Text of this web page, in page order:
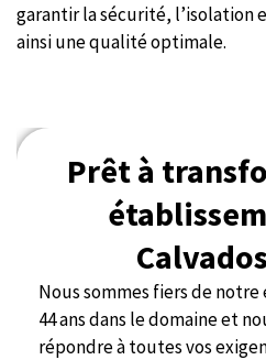
garantir la sécurité, l’isolation
ainsi une qualité optimale.
Prêt à
Nous sommes fiers de
44 ans dans le domaine et
répondre à toutes vos